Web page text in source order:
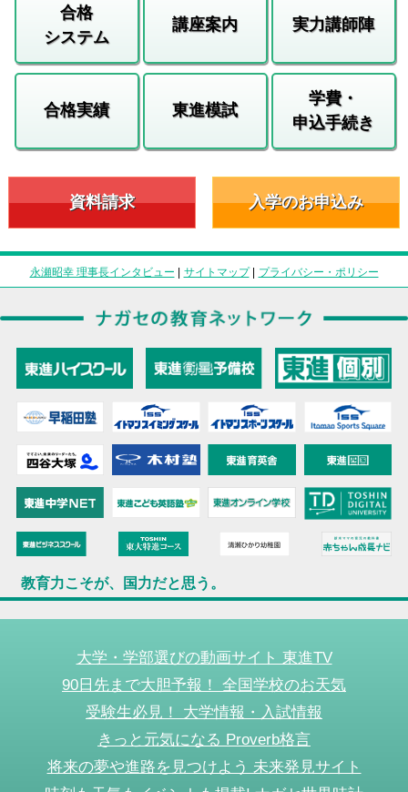
合格
システム
講座案内 実力講師陣
合格実績 東進模試
学費・
申込手続き
資料請求 入学のお申込み
永瀬昭幸 理事長インタビュー | サイトマップ| プライバシー・ポリシー
教育力こそが、国力だと思う。
大学・学部選びの動画サイト 東進TV
90日先まで大胆予報！ 全国学校のお天気
受験生必見！ 大学情報・入試情報
きっと元気になる Proverb格言
将来の夢や進路を見つけよう 未来発見サイト